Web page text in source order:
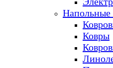
Напольные
Ковры